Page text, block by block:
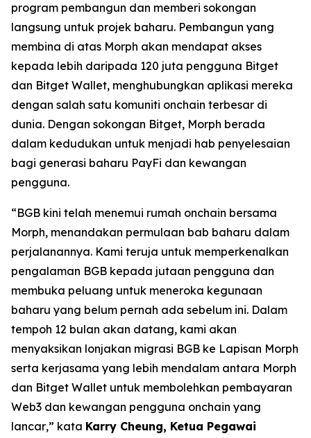
program pembangun dan memberi sokongan
langsung untuk projek baharu. Pembangun yang
membina di atas Morph akan mendapat akses
kepada lebih daripada 120 juta pengguna Bitget
dan Bitget Wallet, menghubungkan aplikasi mereka
dengan salah satu komuniti onchain terbesar di
dunia. Dengan sokongan Bitget, Morph berada
dalam kedudukan untuk menjadi hab penyelesaian
bagi generasi baharu PayFi dan kewangan
pengguna.
“BGB kini telah menemui rumah onchain bersama
Morph, menandakan permulaan bab baharu dalam
perjalanannya. Kami teruja untuk memperkenalkan
pengalaman BGB kepada jutaan pengguna dan
membuka peluang untuk meneroka kegunaan
baharu yang belum pernah ada sebelum ini. Dalam
tempoh 12 bulan akan datang, kami akan
menyaksikan lonjakan migrasi BGB ke Lapisan Morph
serta kerjasama yang lebih mendalam antara Morph
dan Bitget Wallet untuk membolehkan pembayaran
Web3 dan kewangan pengguna onchain yang
lancar,” kata Karry Cheung, Ketua Pegawai